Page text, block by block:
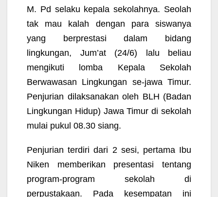
M. Pd selaku kepala sekolahnya. Seolah
tak mau kalah dengan para siswanya
yang berprestasi dalam bidang
lingkungan, Jum’at (24/6) lalu beliau
mengikuti lomba Kepala Sekolah
Berwawasan Lingkungan se-jawa Timur.
Penjurian dilaksanakan oleh BLH (Badan
Lingkungan Hidup) Jawa Timur di sekolah
mulai pukul 08.30 siang.
Penjurian terdiri dari 2 sesi, pertama Ibu
Niken memberikan presentasi tentang
program-program sekolah di
perpustakaan. Pada kesempatan ini